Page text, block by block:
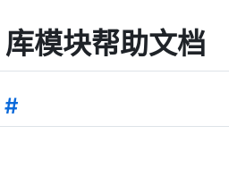
模块帮助文档
#